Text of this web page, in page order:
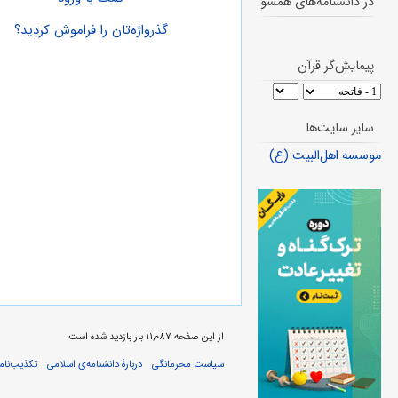
گذرواژه‌تان را فراموش کردید؟
پیمایش‌گر قرآن
سایر سایت‌ها
موسسه اهل‌البیت (ع)
از این صفحه ۱۱,۰۸۷ بار بازدید شده است
سیاست محرمانگی
دربارهٔ دانشنامه‌ی اسلامی